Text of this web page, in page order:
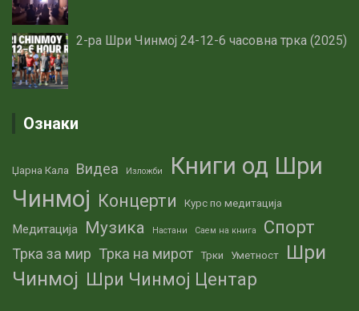
2-ра Шри Чинмој 24-12-6 часовна трка (2025)
Ознаки
Џарна Кала Видеа Изложби
Книги од Шри
Чинмој Концерти Курс по медитација
Медитација Музика Настани Саем на книга Спорт
Трка за мир Трка на мирот Трки Уметност
Шри
Чинмој Шри Чинмој Центар